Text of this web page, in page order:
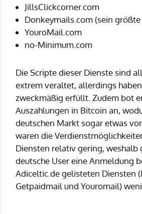
JillsClickcorner.com
Donkeymails.com (sein
YouroMail.com
no-Minimum.com
Die Scripte dieser Dienste sind
extrem veraltet, allerdings
zweckmäßig erfüllt. Zudem bot
Auszahlungen in Bitcoin an,
deutschen Markt sogar etwas
waren die
Diensten relativ gering, weshalb
deutsche User eine Anmeldung
Adiceltic.de gelisteten Diensten
Getpaidmail und Youromail)